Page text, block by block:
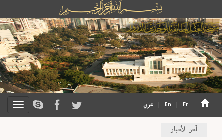
En Fr عربي
آخر الأخبار